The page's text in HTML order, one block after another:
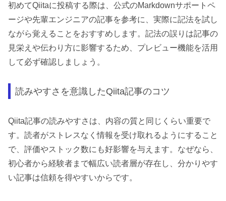
初めてQiitaに投稿する際は、公式のMarkdownサポートペ
ージや先輩エンジニアの記事を参考に、実際に記法を試し
ながら覚えることをおすすめします。記法の誤りは記事の
見栄えや伝わり方に影響するため、プレビュー機能を活用
して必ず確認しましょう。
読みやすさを意識したQiita記事のコツ
Qiita記事の読みやすさは、内容の質と同じくらい重要で
す。読者がストレスなく情報を受け取れるようにすること
で、評価やストック数にも好影響を与えます。なぜなら、
初心者から経験者まで幅広い読者層が存在し、分かりやす
い記事は信頼を得やすいからです。